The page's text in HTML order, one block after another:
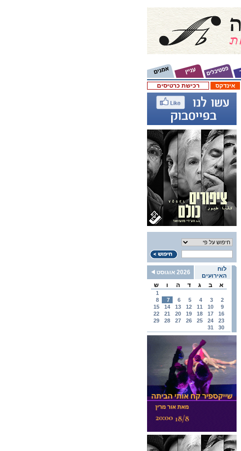
רכישת כרטיסים אינדקס
לוח
האירועים
2026 אוגוסט
א
ב ג ד ה ו ש
1
2
3
4
5
6
7
8
9
10
11
12
13
14
15
16
17
18
19
20
21
22
23
24
25
26
27
28
29
30
31